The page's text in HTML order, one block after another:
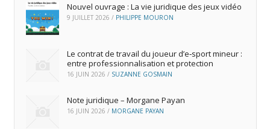
Nouvel ouvrage : La vie juridique des jeux vidéo
9 JUILLET 2026 / PHILIPPE MOURON
Le contrat de travail du joueur d’e‑sport mineur :
entre professionnalisation et protection
16 JUIN 2026 / SUZANNE GOSMAIN
Note juridique – Morgane Payan
16 JUIN 2026 / MORGANE PAYAN